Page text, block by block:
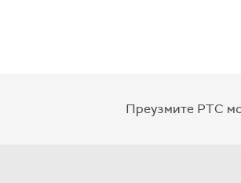
Преузмите РТС